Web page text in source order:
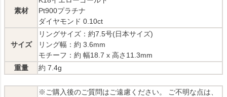
素材
Pt900プラチナ
ダイヤモンド 0.10ct
サイズ
リングサイズ：約7.5号(日本サイズ)
リング幅：約 3.6mm
モチーフ：約 幅18.7 x 高さ11.3mm
重量
約 7.4g
※ご購入後のご質問はご遠慮ください。 ご不明な点は、